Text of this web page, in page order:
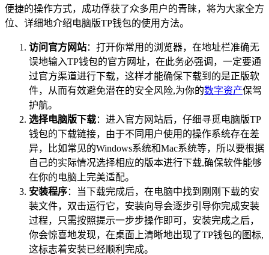
便捷的操作方式，成功俘获了众多用户的青睐，将为大家全方
位、详细地介绍电脑版TP钱包的使用方法。
访问官方网站：打开你常用的浏览器，在地址栏准确无
误地输入TP钱包的官方网址，在此务必强调，一定要通
过官方渠道进行下载，这样才能确保下载到的是正版软
件，从而有效避免潜在的安全风险,为你的数字资产保驾
护航。
选择电脑版下载：进入官方网站后，仔细寻觅电脑版TP
钱包的下载链接，由于不同用户使用的操作系统存在差
异，比如常见的Windows系统和Mac系统等，所以要根据
自己的实际情况选择相应的版本进行下载,确保软件能够
在你的电脑上完美适配。
安装程序：当下载完成后，在电脑中找到刚刚下载的安
装文件，双击运行它，安装向导会逐步引导你完成安装
过程，只需按照提示一步步操作即可，安装完成之后，
你会惊喜地发现，在桌面上清晰地出现了TP钱包的图标,
这标志着安装已经顺利完成。